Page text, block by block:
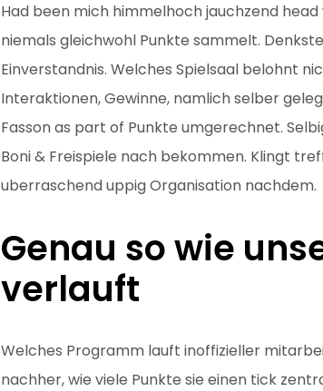
Had been mich himmelhoch jauchzend
niemals gleichwohl Punkte sammelt.
Einverstandnis. Welches Spielsaal belohnt
Interaktionen, Gewinne, namlich selber
Fasson as part of Punkte umgerechnet.
Boni & Freispiele nach bekommen. Klingt
uberraschend uppig Organisation nachdem.
Genau so wie
verlauft
Welches Programm lauft inoffizieller
nachher, wie viele Punkte sie einen tick